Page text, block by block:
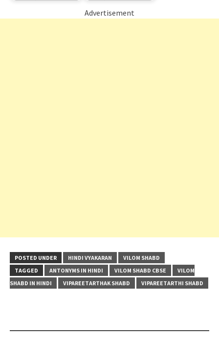
Advertisement
POSTED UNDER HINDI VYAKARAN
VILOM SHABD
TAGGED
ANTONYMS IN HINDI VILOM SHABD CBSE
VILOM
SHABD IN HINDI
VIPAREETARTHAK SHABD VIPAREETARTHI SHABD